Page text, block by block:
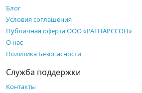
Блог
Условия соглашения
Публичная оферта ООО «РАГНАРССОН»
О нас
Политика Безопасности
Служба поддержки
Контакты